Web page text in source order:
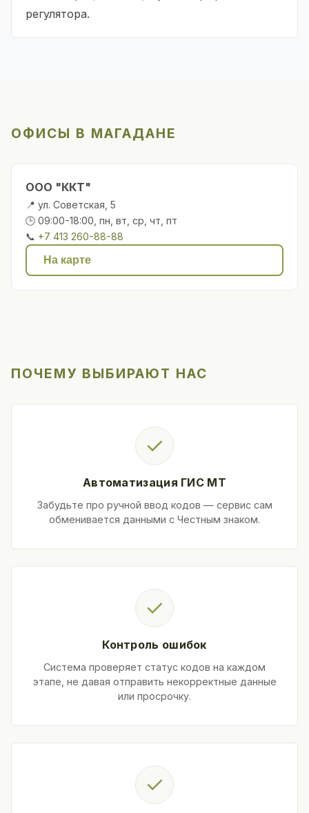
регулятора.
ОФИСЫ В МАГАДАНЕ
ООО "ККТ"
📍 ул. Советская, 5
🕒 09:00-18:00, пн, вт, ср, чт, пт
📞 +7 413 260-88-88
На карте
ПОЧЕМУ ВЫБИРАЮТ НАС
✓
Автоматизация ГИС МТ
Забудьте про ручной ввод кодов — сервис сам
обменивается данными с Честным знаком.
✓
Контроль ошибок
Система проверяет статус кодов на каждом
этапе, не давая отправить некорректные данные
или просрочку.
✓